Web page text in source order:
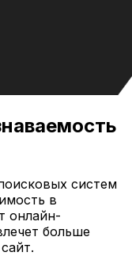
систем
в
онлайн-
больше